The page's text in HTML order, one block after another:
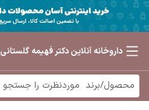
داروخانه آنلاین دکتر فهیمه گلستانی